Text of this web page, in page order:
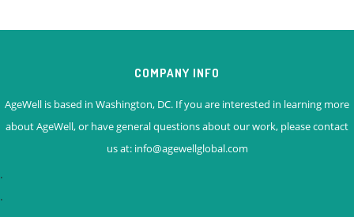
COMPANY INFO
AgeWell is based in Washington, DC. If you are interested in learning more
about AgeWell, or have general questions about our work, please contact
us at: info@agewellglobal.com
.
.